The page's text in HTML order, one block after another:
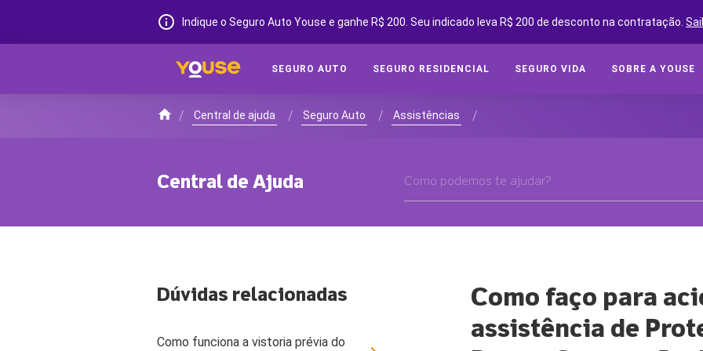
Indique o Seguro Auto Youse e ganhe R$ 200. Seu indicado leva R$ 200 de desconto na contratação.
SEGURO AUTO SEGURO RESIDENCIAL SEGURO VIDA SOBRE A YOUSE
SEGUROS ONLINE
CONVIDE AMIGOS E GANHE
YOUSE TECH
/ Central de ajuda / Seguro Auto / Assistências /
Central de Ajuda
Dúvidas relacionadas
Como funciona a vistoria prévia do
Como faço para
assistência de